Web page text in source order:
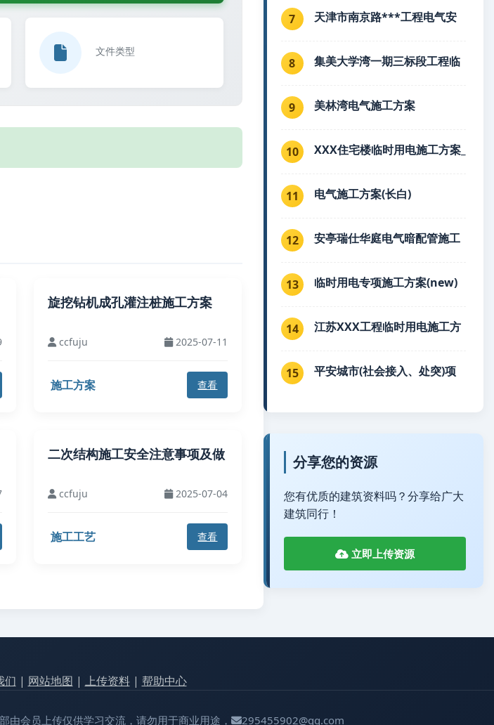
文件类型
旋挖钻机成孔灌注桩施工方案
ccfuju 2025-07-11
施工方案 查看
二次结构施工安全注意事项及做
ccfuju 2025-07-04
施工工艺 查看
7 天津市南京路***工程电气安
8 集美大学湾一期三标段工程临
9 美林湾电气施工方案
10 XXX住宅楼临时用电施工方案_
11 电气施工方案(长白)
12 安亭瑞仕华庭电气暗配管施工
13 临时用电专项施工方案(new)
14 江苏XXX工程临时用电施工方
15 平安城市(社会接入、处突)项
分享您的资源
您有优质的建筑资料吗？分享给广大
建筑同行！
立即上传资源
们 | 网站地图 | 上传资料| 帮助中心
会员上传仅供学习交流，请勿用于商业用途， 295455902@qq.com